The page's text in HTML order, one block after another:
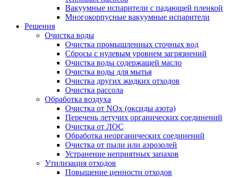
Вакуумные испарители с падающей пленкой
Многокорпусные вакуумные испарители
Решения
Очистка воды
Очистка промышленных сточных вод
Сбросы с нулевым уровнем загрязнений
Очистка воды содержащей масло
Очистка воды для мытья
Очистка других жидких отходов
Очистка рассола
Обработка воздуха
Очистка от NOx (оксиды азота)
Перечень летучих органических соединений
Очистка от ЛОС
Обработка неорганических соединений
Очистка от пыли или аэрозолей
Устранение неприятных запахов
Утилизация отходов
Повышение ценности отходов